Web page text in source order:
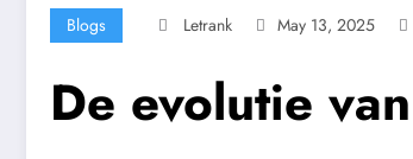
Blogs Letrank May 13, 2025
De evolutie